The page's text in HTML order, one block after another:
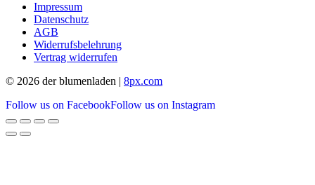
Impressum
Datenschutz
AGB
Widerrufsbelehrung
Vertrag widerrufen
© 2026 der blumenladen | 8px.com
Follow us on FacebookFollow us on Instagram